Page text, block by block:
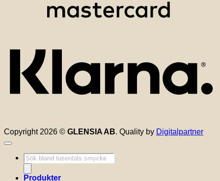
Copyright 2026 © GLENSIA AB. Quality by Digitalpartner
Produktsökning
Produkter